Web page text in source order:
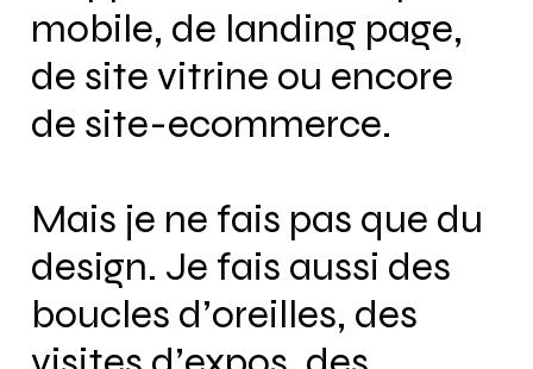
mobile, de landing page,
de site vitrine ou encore
de site-ecommerce.
Mais je ne fais pas que du
design. Je fais aussi des
boucles d’oreilles, des